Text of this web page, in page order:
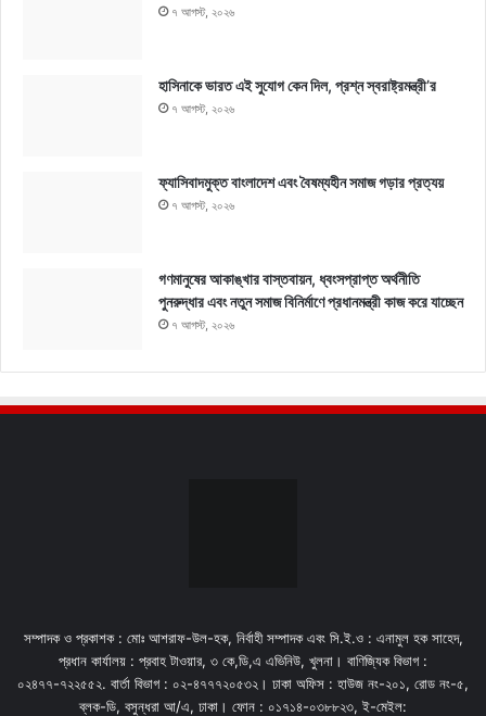
৭ আগস্ট, ২০২৬
হাসিনাকে ভারত এই সুযোগ কেন দিল, প্রশ্ন স্বরাষ্ট্রমন্ত্রী’র
৭ আগস্ট, ২০২৬
ফ্যাসিবাদমুক্ত বাংলাদেশ এবং বৈষম্যহীন সমাজ গড়ার প্রত্যয়
৭ আগস্ট, ২০২৬
গণমানুষের আকাঙ্খার বাস্তবায়ন, ধ্বংসপ্রাপ্ত অর্থনীতি
পুনরুদ্ধার এবং নতুন সমাজ বিনির্মাণে প্রধানমন্ত্রী কাজ করে যাচ্ছেন
৭ আগস্ট, ২০২৬
সম্পাদক ও প্রকাশক : মোঃ আশরাফ-উল-হক, নির্বাহী সম্পাদক এবং সি.ই.ও : এনামুল হক সাহেদ,
প্রধান কার্যালয় : প্রবাহ টাওয়ার, ৩ কে,ডি,এ এভিনিউ, খুলনা। বাণিজ্যিক বিভাগ :
০২৪৭৭-৭২২৫৫২. বার্তা বিভাগ : ০২-৪৭৭৭২০৫৩২। ঢাকা অফিস : হাউজ নং-২০১, রোড নং-৫,
ব্লক-ডি, বসুন্ধরা আ/এ, ঢাকা। ফোন : ০১৭১৪-০৩৮৮২৩, ই-মেইল: